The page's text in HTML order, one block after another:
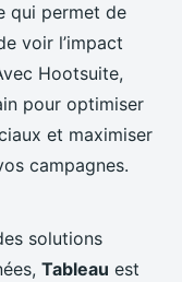
qui permet de
voir l’impact
Hootsuite,
pour optimiser
et maximiser
campagnes.
solutions
Tableau est